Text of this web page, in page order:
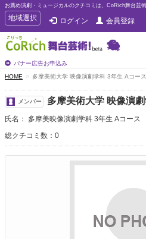
お薦め演劇・ミュージカルのクチコミは、CoRich舞台芸術
T
o
g
g
e
n
a
v
i
g
t
i
地域選択 ログイン 会員登録
バナー広告お申込み
HOME 多摩美術大学 映像演劇学科 3年生 Aコー
メンバー 多摩美術大学 映像演
氏名： 多摩美映像演劇学科 3年生 Aコース
総クチコミ数：0